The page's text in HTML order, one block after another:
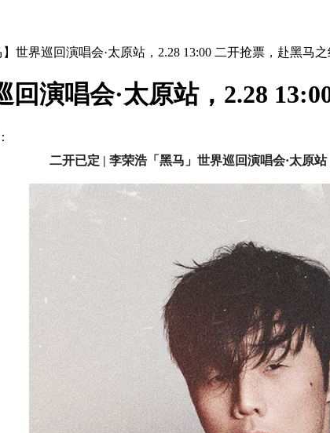
世界巡回演唱会·太原站，2.28 13:00 二开抢票，赴黑马之
演唱会·太原站，2.28
二开已定 | 李荣浩「黑马」世界巡回演唱会·太原